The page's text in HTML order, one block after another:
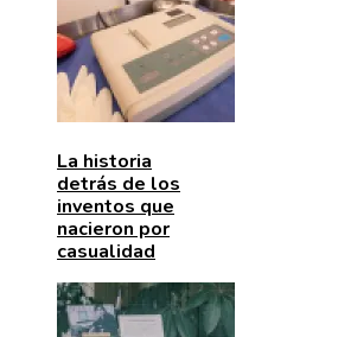
La historia
detrás de los
inventos que
nacieron por
casualidad